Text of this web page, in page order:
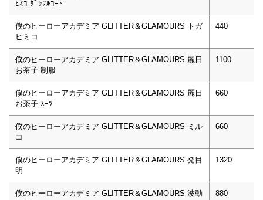
ﾋﾐｺ ﾀﾞｯﾌﾙｺｰﾄ
僕のヒーローアカデミア GLITTER＆GLAMOURS トガ
ヒミコ
440
僕のヒーローアカデミア GLITTER＆GLAMOURS 麗日
お茶子 制服
1100
僕のヒーローアカデミア GLITTER＆GLAMOURS 麗日
お茶子 ｽｰﾂ
660
僕のヒーローアカデミア GLITTER＆GLAMOURS ミル
コ
660
僕のヒーローアカデミア GLITTER＆GLAMOURS 発目
明
1320
僕のヒーローアカデミア GLITTER＆GLAMOURS 波動
880